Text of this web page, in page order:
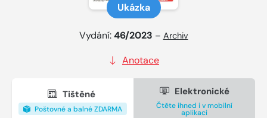
Ukázka
Vydání:46/2023 – Archiv
Anotace
Tištěné
Poštovné a balné ZDARMA
Elektronické
Čtěte ihned i v mobilní
aplikaci